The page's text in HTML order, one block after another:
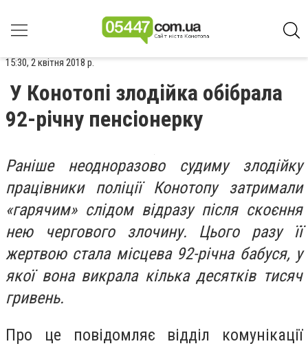
15:30, 2 квітня 2018 р.
У Конотопі злодійка обібрала
92-річну пенсіонерку
Раніше неодноразово судиму злодійку
працівники поліції Конотопу затримали
«гарячим» слідом відразу після скоєння
нею чергового злочину. Цього разу її
жертвою стала місцева 92-річна бабуся, у
якої вона викрала кілька десятків тисяч
гривень.
Про це повідомляє відділ комунікації